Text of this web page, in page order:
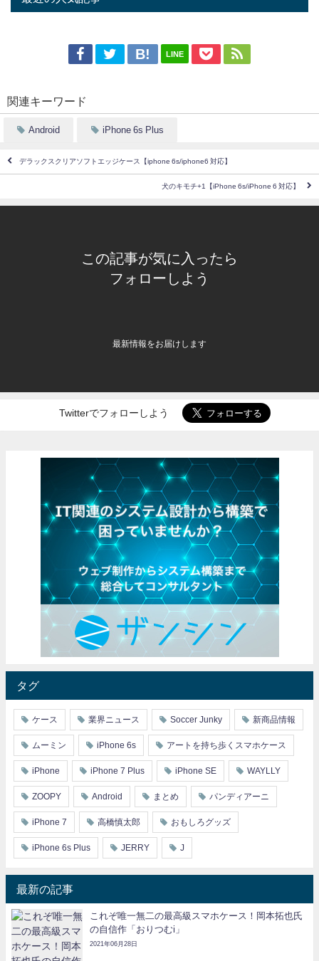
LINE
関連キーワード
Android iPhone 6s Plus
デラックスクリアソフトエッジケース【iphone 6s/iphone6 対応】
犬のキモチ+1【iPhone 6s/iPhone 6 対応】
この記事が気に入ったら
フォローしよう
最新情報をお届けします
Twitterでフォローしよう
タグ
ケース 業界ニュース Soccer Junky 新商品情報
ムーミン iPhone 6s アートを持ち歩くスマホケース
iPhone iPhone 7 Plus iPhone SE WAYLLY
ZOOPY Android まとめ パンディアーニ
iPhone 7 高橋慎太郎 おもしろグッズ
iPhone 6s Plus JERRY J
最新の記事
これぞ唯一無二の最高級スマホケース！岡本拓也氏
の自信作「おりつむi」
2021年06月28日